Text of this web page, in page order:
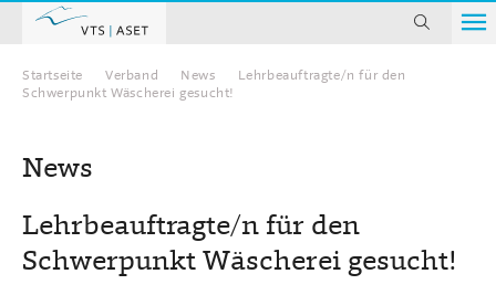
Home
Startseite Verband News
Lehrbeauftragte/n für den
Schwerpunkt Wäscherei gesucht!
News
Lehrbeauftragte/n für den
Schwerpunkt Wäscherei gesucht!